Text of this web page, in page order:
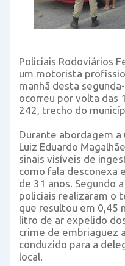
Policiais Rodoviários
um motorista
manhã desta
ocorreu por volta das
242, trecho do
Durante abordagem
Luiz Eduardo
sinais visíveis de
como fala desconexa
de 31 anos. Segundo
policiais realizaram o
que resultou em 0,45
litro de ar expelido
crime de embriaguez
conduzido para a
local.